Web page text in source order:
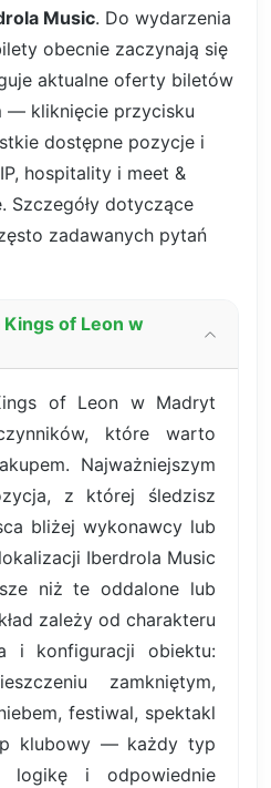
Music. Do wydarzenia
obecnie zaczynają się
aktualne oferty biletów
— kliknięcie przycisku
dostępne pozycje i
hospitality i meet &
Szczegóły dotyczące
zadawanych pytań
of Leon w
of Leon w Madryt
które warto
Najważniejszym
z której śledzisz
bliżej wykonawcy lub
Iberdrola Music
niż te oddalone lub
zależy od charakteru
i konfiguracji obiektu:
zamkniętym,
festiwal, spektakl
klubowy — każdy typ
logikę i odpowiednie